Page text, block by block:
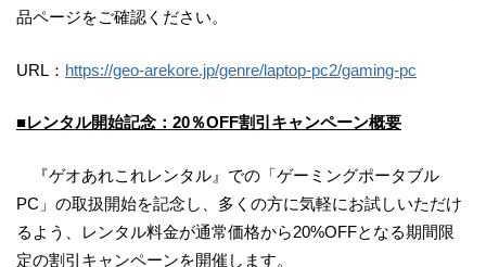
品ページをご確認ください。
URL： https://geo-arekore.jp/genre/laptop-pc2/gaming-pc
■レンタル開始記念：20％OFF割引キャンペーン概要
『ゲオあれこれレンタル』での「ゲーミングポータブル
PC」の取扱開始を記念し、多くの方に気軽にお試しいただけ
るよう、レンタル料金が通常価格から20%OFFとなる期間限
定の割引キャンペーンを開催します。